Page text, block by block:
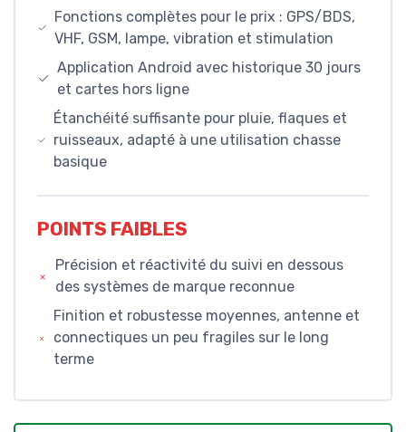
Fonctions complètes pour le prix : GPS/BDS,
VHF, GSM, lampe, vibration et stimulation
Application Android avec historique 30 jours
et cartes hors ligne
Étanchéité suffisante pour pluie, flaques et
ruisseaux, adapté à une utilisation chasse
basique
POINTS FAIBLES
Précision et réactivité du suivi en dessous
des systèmes de marque reconnue
Finition et robustesse moyennes, antenne et
connectiques un peu fragiles sur le long
terme